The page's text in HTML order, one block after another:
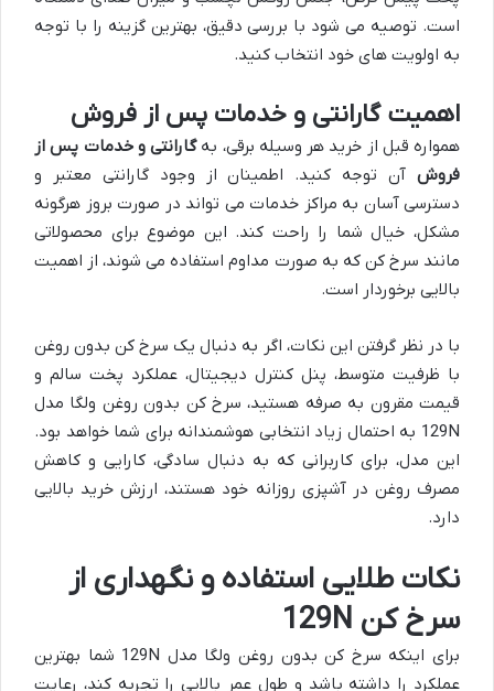
است. توصیه می شود با بررسی دقیق، بهترین گزینه را با توجه
به اولویت های خود انتخاب کنید.
اهمیت گارانتی و خدمات پس از فروش
همواره قبل از خرید هر وسیله برقی، بهگارانتی و خدمات پس از
فروش آن توجه کنید. اطمینان از وجود گارانتی معتبر و
دسترسی آسان به مراکز خدمات می تواند در صورت بروز هرگونه
مشکل، خیال شما را راحت کند. این موضوع برای محصولاتی
مانند سرخ کن که به صورت مداوم استفاده می شوند، از اهمیت
بالایی برخوردار است.
با در نظر گرفتن این نکات، اگر به دنبال یک سرخ کن بدون روغن
با ظرفیت متوسط، پنل کنترل دیجیتال، عملکرد پخت سالم و
قیمت مقرون به صرفه هستید، سرخ کن بدون روغن ولگا مدل
129N به احتمال زیاد انتخابی هوشمندانه برای شما خواهد بود.
این مدل، برای کاربرانی که به دنبال سادگی، کارایی و کاهش
مصرف روغن در آشپزی روزانه خود هستند، ارزش خرید بالایی
دارد.
نکات طلایی استفاده و نگهداری از
سرخ کن 129N
برای اینکه سرخ کن بدون روغن ولگا مدل 129N شما بهترین
عملکرد را داشته باشد و طول عمر بالایی را تجربه کند، رعایت